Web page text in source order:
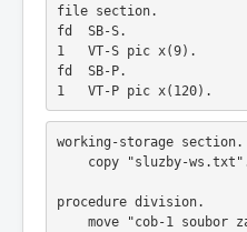
file section.
fd  SB-S.
1   VT-S pic x(9).
fd  SB-P.
1   VT-P pic x(120).
working-storage section.
copy "sluzby-
procedure division.
move "cob-1 soubor